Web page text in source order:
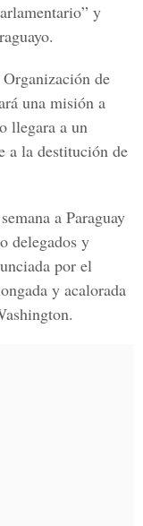
y
de
una misión a
llegara a un
a la destitución de
a Paraguay
delegados y
por el
y acalorada